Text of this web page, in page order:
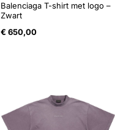
Balenciaga T-shirt met logo –
Zwart
€ 650,00